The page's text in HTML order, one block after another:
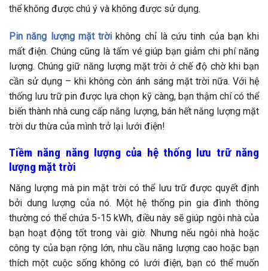
thể không được chú ý và không được sử dụng.
Pin năng lượng mặt trời không chỉ là cứu tinh của bạn khi
mất điện. Chúng cũng là tấm vé giúp bạn giảm chi phí năng
lượng. Chúng giữ năng lượng mặt trời ở chế độ chờ khi bạn
cần sử dụng – khi không còn ánh sáng mặt trời nữa. Với hệ
thống lưu trữ pin được lựa chọn kỹ càng, bạn thậm chí có thể
biến thành nhà cung cấp năng lượng, bán hết năng lượng mặt
trời dư thừa của mình trở lại lưới điện!
Tiềm năng năng lượng của hệ thống lưu trữ năng
lượng mặt trời
Năng lượng mà pin mặt trời có thể lưu trữ được quyết định
bởi dung lượng của nó. Một hệ thống pin gia đình thông
thường có thể chứa 5-15 kWh, điều này sẽ giúp ngôi nhà của
bạn hoạt động tốt trong vài giờ. Nhưng nếu ngôi nhà hoặc
công ty của bạn rộng lớn, nhu cầu năng lượng cao hoặc bạn
thích một cuộc sống không có lưới điện, bạn có thể muốn